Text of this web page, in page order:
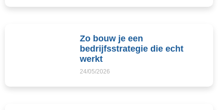
Zo bouw je een
bedrijfsstrategie die echt
werkt
24/05/2026